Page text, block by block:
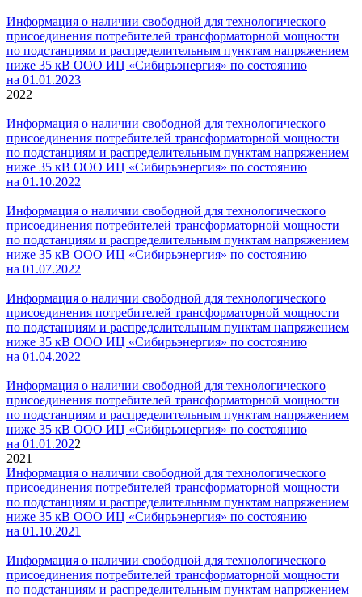
Информация о наличии свободной для технологического
присоединения потребителей трансформаторной мощности
по подстанциям и распределительным пунктам напряжением
ниже 35 кВ ООО ИЦ «Сибирьэнергия» по состоянию
на 01.01.2023
2022
Информация о наличии свободной для технологического
присоединения потребителей трансформаторной мощности
по подстанциям и распределительным пунктам напряжением
ниже 35 кВ ООО ИЦ «Сибирьэнергия» по состоянию
на 01.10.2022
Информация о наличии свободной для технологического
присоединения потребителей трансформаторной мощности
по подстанциям и распределительным пунктам напряжением
ниже 35 кВ ООО ИЦ «Сибирьэнергия» по состоянию
на 01.07.2022
Информация о наличии свободной для технологического
присоединения потребителей трансформаторной мощности
по подстанциям и распределительным пунктам напряжением
ниже 35 кВ ООО ИЦ «Сибирьэнергия» по состоянию
на 01.04.2022
Информация о наличии свободной для технологического
присоединения потребителей трансформаторной мощности
по подстанциям и распределительным пунктам напряжением
ниже 35 кВ ООО ИЦ «Сибирьэнергия» по состоянию
на 01.01.2022
2021
Информация о наличии свободной для технологического
присоединения потребителей трансформаторной мощности
по подстанциям и распределительным пунктам напряжением
ниже 35 кВ ООО ИЦ «Сибирьэнергия» по состоянию
на 01.10.2021
Информация о наличии свободной для технологического
присоединения потребителей трансформаторной мощности
по подстанциям и распределительным пунктам напряжением